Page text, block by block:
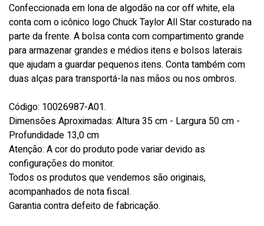
Confeccionada em lona de algodão na cor off white, ela
conta com o icônico logo Chuck Taylor All Star costurado na
parte da frente. A bolsa conta com compartimento grande
para armazenar grandes e médios itens e bolsos laterais
que ajudam a guardar pequenos itens. Conta também com
duas alças para transportá-la nas mãos ou nos ombros.
Código: 10026987-A01.
Dimensões Aproximadas: Altura 35 cm - Largura 50 cm -
Profundidade 13,0 cm
Atenção: A cor do produto pode variar devido as
configurações do monitor.
Todos os produtos que vendemos são originais,
acompanhados de nota fiscal.
Garantia contra defeito de fabricação.